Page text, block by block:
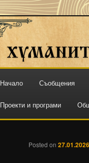
ХГ "СВ.
ПЛОВДИВ
Към
основното
Начало Съобщения
Проекти и програми
Posted on 27.01.2026